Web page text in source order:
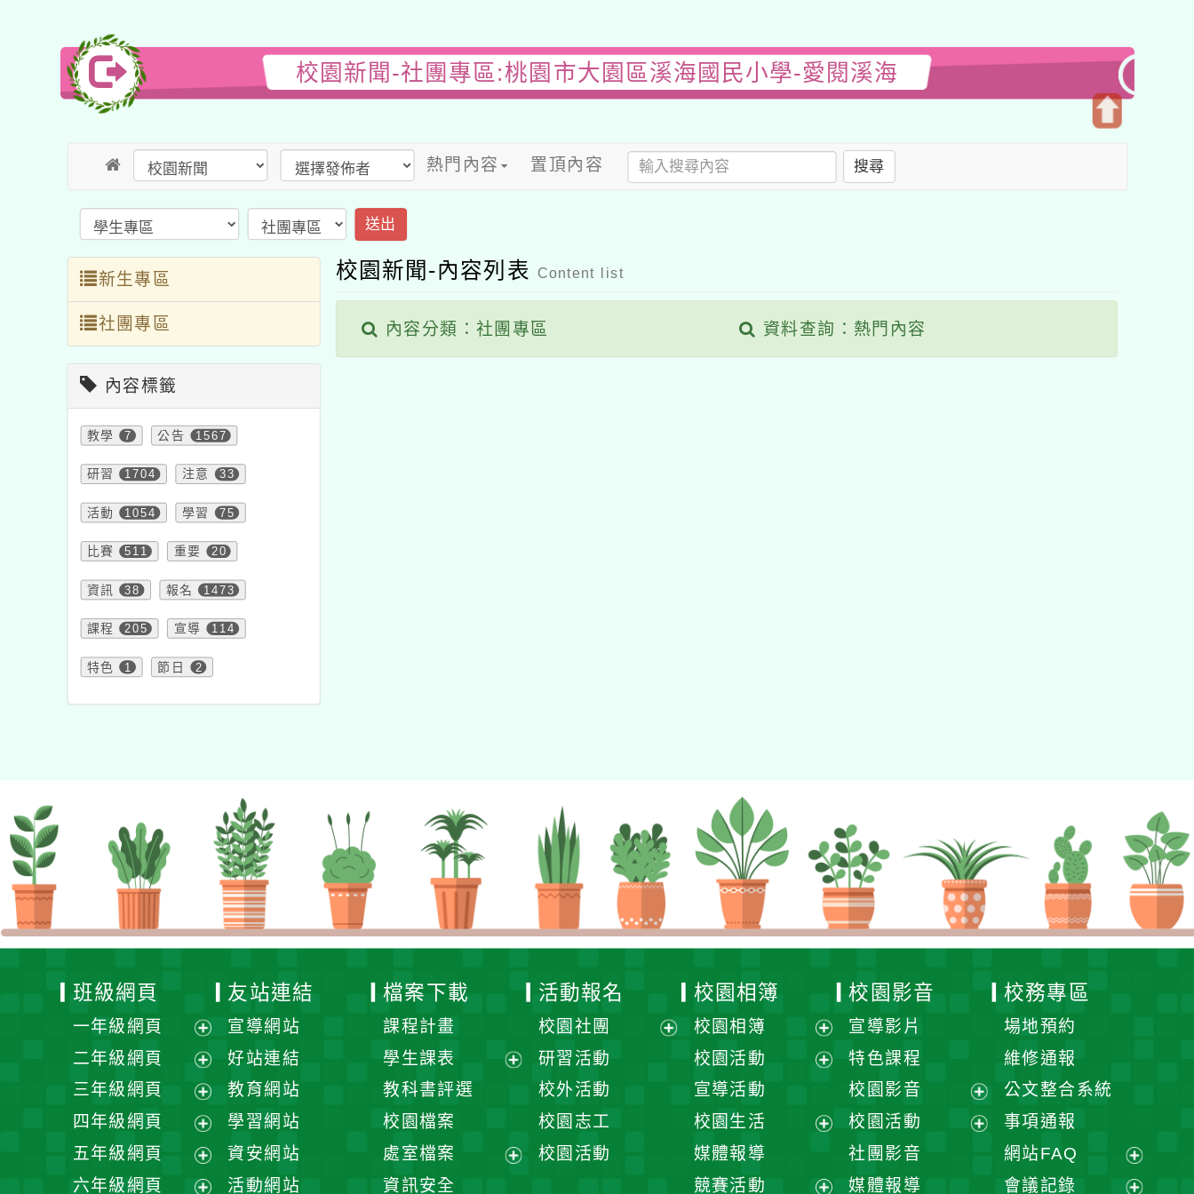
校園新聞-社團專區:桃園市大園區溪海國民小學-愛閱溪海
熱門內容 置頂內容 搜尋
送出
新生專區
社團專區
內容標籤
教學 7 公告 1567
研習 1704 注意 33
活動 1054 學習 75
比賽 511 重要 20
資訊 38 報名 1473
課程 205 宣導 114
特色 1 節日 2
校園新聞-內容列表 Content list
內容分類：社團專區 資料查詢：熱門內容
班級網頁
一年級網頁
展
開
選
單
二年級網頁
展
選
單
三年級網頁
展
選
四年級網頁
展
五年級網頁
展
六年級網頁
友站連結
宣導網站
好站連結
教育網站
學習網站
資安網站
活動網站
檔案下載
課程計畫
學生課表
單
教科書評選
校園檔案
處室檔案
資訊安全
活動報名
校園社團
研習活動
校外活動
校園志工
校園活動
校園相簿
校園相簿
展
開
單
校園活動
選
宣導活動
校園生活
媒體報導
競賽活動
校園影音
宣導影片
特色課程
校園影音
展
校園活動
社團影音
媒體報導
校務專區
場地預約
維修通報
公文整合系統
事項通報
網站FAQ
展
會議記錄